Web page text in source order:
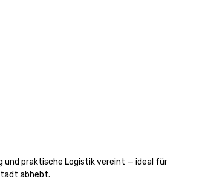
und praktische Logistik vereint — ideal für
abhebt.